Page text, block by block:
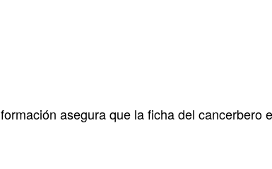
asegura que la ficha del cancerbero